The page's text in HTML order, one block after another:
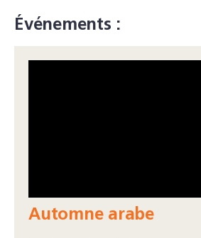
Événements :
Automne arabe